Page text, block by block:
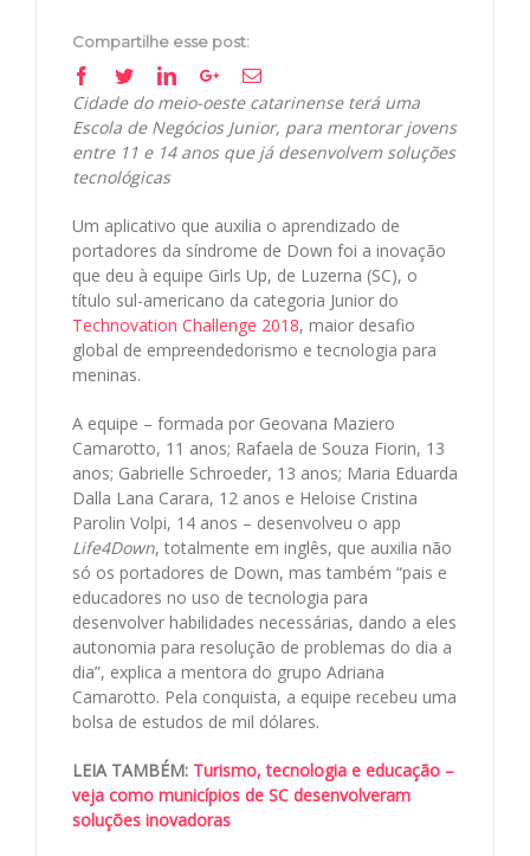
Compartilhe esse post:
Facebook
TwitterLinkedinGoogle+Email
Cidade do meio-oeste catarinense terá uma
Escola de Negócios Junior, para mentorar jovens
entre 11 e 14 anos que já desenvolvem soluções
tecnológicas
Um aplicativo que auxilia o aprendizado de
portadores da síndrome de Down foi a inovação
que deu à equipe Girls Up, de Luzerna (SC), o
título sul-americano da categoria Junior do
Technovation Challenge 2018, maior desafio
global de empreendedorismo e tecnologia para
meninas.
A equipe – formada por Geovana Maziero
Camarotto, 11 anos; Rafaela de Souza Fiorin, 13
anos; Gabrielle Schroeder, 13 anos; Maria Eduarda
Dalla Lana Carara, 12 anos e Heloise Cristina
Parolin Volpi, 14 anos – desenvolveu o app
Life4Down, totalmente em inglês, que auxilia não
só os portadores de Down, mas também “pais e
educadores no uso de tecnologia para
desenvolver habilidades necessárias, dando a eles
autonomia para resolução de problemas do dia a
dia”, explica a mentora do grupo Adriana
Camarotto. Pela conquista, a equipe recebeu uma
bolsa de estudos de mil dólares.
LEIA TAMBÉM: Turismo, tecnologia e educação –
veja como municípios de SC desenvolveram
soluções inovadoras